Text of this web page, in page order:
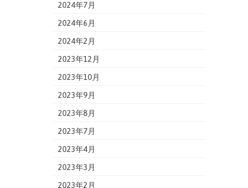
2024年7月
2024年6月
2024年2月
2023年12月
2023年10月
2023年9月
2023年8月
2023年7月
2023年4月
2023年3月
2023年2月